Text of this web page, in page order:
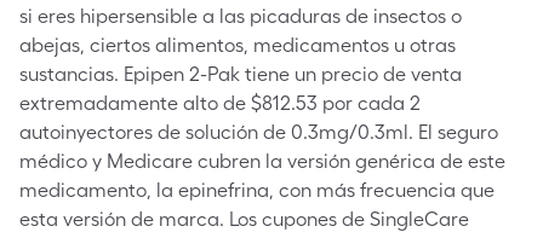
si eres hipersensible a las picaduras de insectos o
abejas, ciertos alimentos, medicamentos u otras
sustancias. Epipen 2-Pak tiene un precio de venta
extremadamente alto de $812.53 por cada 2
autoinyectores de solución de 0.3mg/0.3ml. El seguro
médico y Medicare cubren la versión genérica de este
medicamento, la epinefrina, con más frecuencia que
esta versión de marca. Los cupones de SingleCare